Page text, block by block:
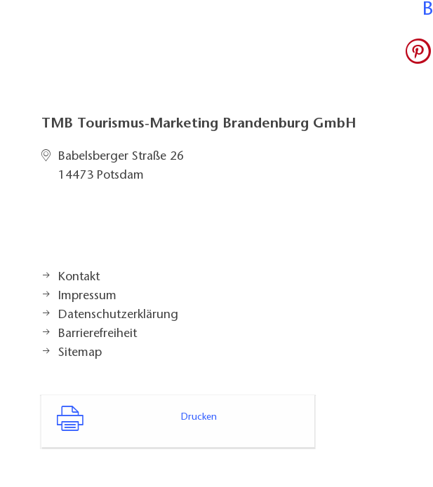
B
TMB Tourismus-Marketing Brandenburg GmbH
Babelsberger Straße 26
14473 Potsdam
Kontakt
Impressum
Datenschutzerklärung
Barrierefreiheit
Sitemap
Drucken